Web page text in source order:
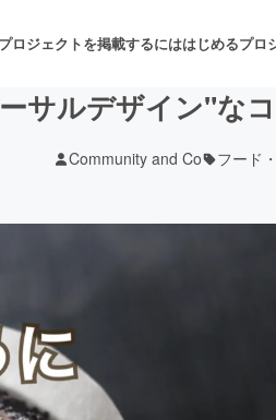
プロジェクトを掲載するにははじめるプロ
・サービス開発
雑誌出版
サルデザイン"な
Community and Co フード